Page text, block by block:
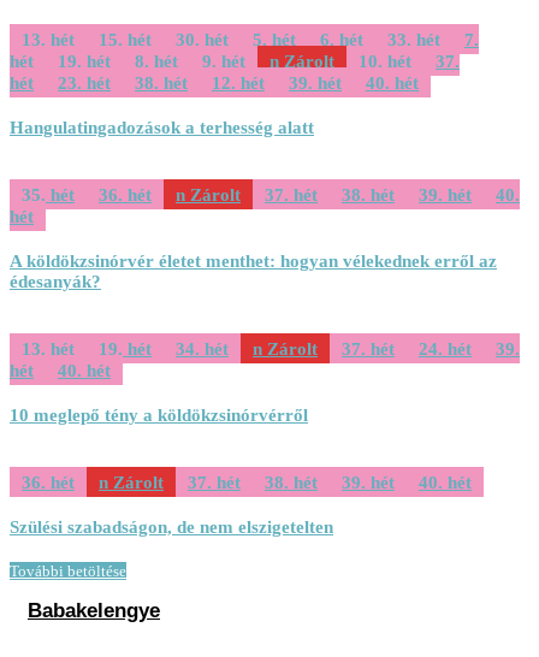
13. hét 15. hét 30. hét 5. hét 6. hét 33. hét
7.
hét
19. hét 8. hét 9. hét Zárolt 10. hét
37.
hét
23. hét 38. hét 12. hét 39. hét 40. hét
Hangulatingadozások a terhesség alatt
35. hét 36. hét Zárolt 37. hét 38. hét 39. hét
40.
hét
A köldökzsinórvér életet menthet: hogyan vélekednek erről az
édesanyák?
13. hét 19. hét 34. hét Zárolt 37. hét 24. hét
39.
hét
40. hét
10 meglepő tény a köldökzsinórvérről
36. hét Zárolt 37. hét 38. hét 39. hét 40. hét
Szülési szabadságon, de nem elszigetelten
További betöltése
Babakelengye